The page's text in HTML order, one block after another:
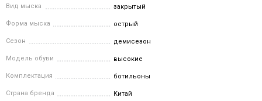
Вид мыска закрытый
Форма мыска острый
Сезон демисезон
Модель обуви высокие
Комплектация ботильоны
Страна бренда Китай